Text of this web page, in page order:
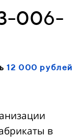
006-
12 000 рублей
в